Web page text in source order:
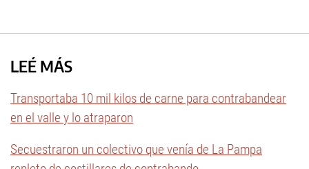
LEÉ MÁS
Transportaba 10 mil kilos de carne para contrabandear
en el valle y lo atraparon
Secuestraron un colectivo que venía de La Pampa